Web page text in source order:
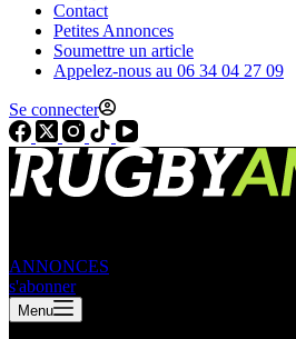
Contact
Petites Annonces
Soumettre un article
Appelez-nous au 06 34 04 27 09
Se connecter
ANNONCES
s'abonner
Menu